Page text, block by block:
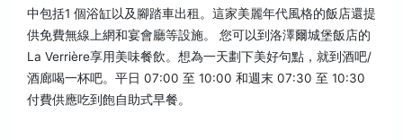
中包括1 個浴缸以及腳踏車出租。這家美麗年代風格的飯店還提
供免費無線上網和宴會廳等設施。 您可以到洛澤爾城堡飯店的
La Verrière享用美味餐飲。想為一天劃下美好句點，就到酒吧/
酒廊喝一杯吧。平日 07:00 至 10:00 和週末 07:30 至 10:30
付費供應吃到飽自助式早餐。